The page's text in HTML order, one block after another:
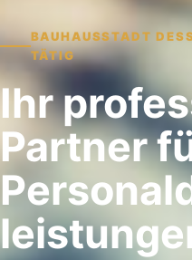
BAUHAUSSTADT
TÄTIG
Ihr
Partner